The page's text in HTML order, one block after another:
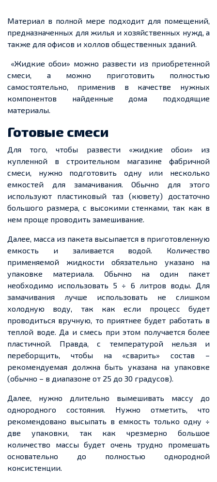
Материал в полной мере подходит для помещений,
предназначенных для жилья и хозяйственных нужд, а
также для офисов и холлов общественных зданий.
«Жидкие обои» можно развести из приобретенной
смеси, а можно приготовить полностью
самостоятельно, применив в качестве нужных
компонентов найденные дома подходящие
материалы.
Готовые смеси
Для того, чтобы развести «жидкие обои» из
купленной в строительном магазине фабричной
смеси, нужно подготовить одну или несколько
емкостей для замачивания. Обычно для этого
используют пластиковый таз (кювету) достаточно
большого размера, с высокими стенками, так как в
нем проще проводить замешивание.
Далее, масса из пакета высыпается в приготовленную
емкость и заливается водой. Количество
применяемой жидкости обязательно указано на
упаковке материала. Обычно на один пакет
необходимо использовать 5 ÷ 6 литров воды. Для
замачивания лучше использовать не слишком
холодную воду, так как если процесс будет
проводиться вручную, то приятнее будет работать в
теплой воде. Да и смесь при этом получается более
пластичной. Правда, с температурой нельзя и
переборщить, чтобы на «сварить» состав –
рекомендуемая должна быть указана на упаковке
(обычно – в диапазоне от 25 до 30 градусов).
Далее, нужно длительно вымешивать массу до
однородного состояния. Нужно отметить, что
рекомендовано высыпать в емкость только одну ÷
две упаковки, так как чрезмерно большое
количество массы будет очень трудно промешать
основательно до полностью однородной
консистенции.